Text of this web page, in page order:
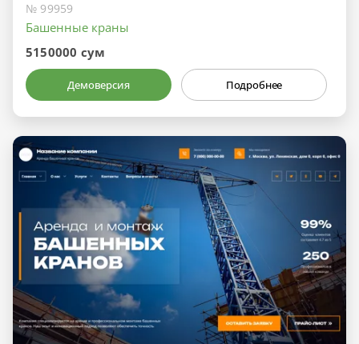
№ 99959
Башенные краны
5150000 сум
Демоверсия Подробнее